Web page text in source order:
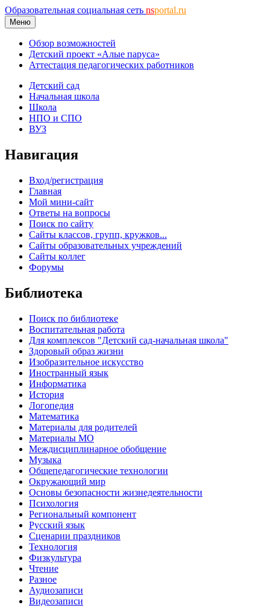
Образовательная социальная сеть nsportal.ru
Меню
Обзор возможностей
Детский проект «Алые паруса»
Аттестация педагогических работников
Детский сад
Начальная школа
Школа
НПО и СПО
ВУЗ
Навигация
Вход/регистрация
Главная
Мой мини-сайт
Ответы на вопросы
Поиск по сайту
Сайты классов, групп, кружков...
Сайты образовательных учреждений
Сайты коллег
Форумы
Библиотека
Поиск по библиотеке
Воспитательная работа
Для комплексов "Детский сад-начальная школа"
Здоровый образ жизни
Изобразительное искусство
Иностранный язык
Информатика
История
Логопедия
Математика
Материалы для родителей
Материалы МО
Междисциплинарное обобщение
Музыка
Общепедагогические технологии
Окружающий мир
Основы безопасности жизнедеятельности
Психология
Региональный компонент
Русский язык
Сценарии праздников
Технология
Физкультура
Чтение
Разное
Аудиозаписи
Видеозаписи